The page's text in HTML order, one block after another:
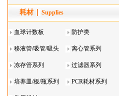
耗材 Supplies
血球计数板 防护类
移液管/吸管/吸头
系列
离心管系列
冻存管系列 过滤器系列
培养皿/板/瓶系列 PCR耗材系列